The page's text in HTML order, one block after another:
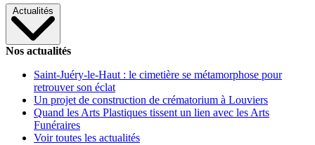
Actualités
Nos actualités
Saint-Juéry-le-Haut : le cimetière se métamorphose pour
retrouver son éclat
Un projet de construction de crématorium à Louviers
Quand les Arts Plastiques tissent un lien avec les Arts
Funéraires
Voir toutes les actualités